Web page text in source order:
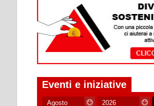
Eventi e iniziative